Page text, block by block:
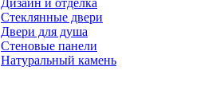
Дизайн и отделка
Стеклянные двери
Двери для душа
Стеновые панели
Натуральный камень